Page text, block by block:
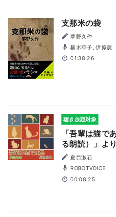
支那米の袋
夢野久作
楠木華子, 伊原農
01:38:26
聴き放題対象
「吾輩は猫で
る朗読）」よ
夏目漱石
ROBOTVOICE
00:08:25